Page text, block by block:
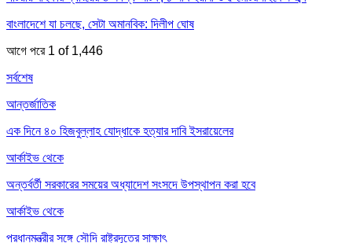
বাংলাদেশে যা চলছে, সেটা অমানবিক: দিলীপ ঘোষ
আগে পরে 1 of 1,446
সর্বশেষ
আন্তর্জাতিক
এক দিনে ৪০ হিজবুল্লাহ যোদ্ধাকে হত্যার দাবি ইসরায়েলের
আর্কাইভ থেকে
অন্তর্বর্তী সরকারের সময়ের অধ্যাদেশ সংসদে উপস্থাপন করা হবে
আর্কাইভ থেকে
প্রধানমন্ত্রীর সঙ্গে সৌদি রাষ্ট্রদূতের সাক্ষাৎ